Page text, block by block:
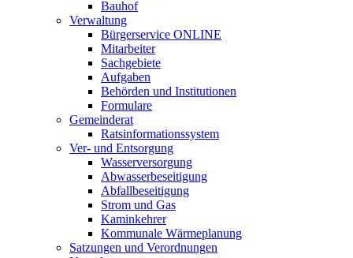
Bauhof
Verwaltung
Bürgerservice ONLINE
Mitarbeiter
Sachgebiete
Aufgaben
Behörden und Institutionen
Formulare
Gemeinderat
Ratsinformationssystem
Ver- und Entsorgung
Wasserversorgung
Abwasserbeseitigung
Abfallbeseitigung
Strom und Gas
Kaminkehrer
Kommunale Wärmeplanung
Satzungen und Verordnungen